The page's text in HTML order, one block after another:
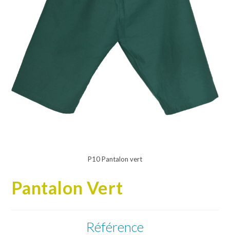
P10 Pantalon vert
Pantalon Vert
Référence